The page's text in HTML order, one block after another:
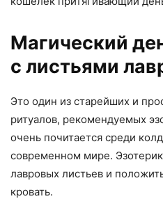
Магический
с листьями
Это один из старейших и
ритуалов, рекомендуемых
очень почитается среди
современном мире.
лавровых листьев и
кровать.